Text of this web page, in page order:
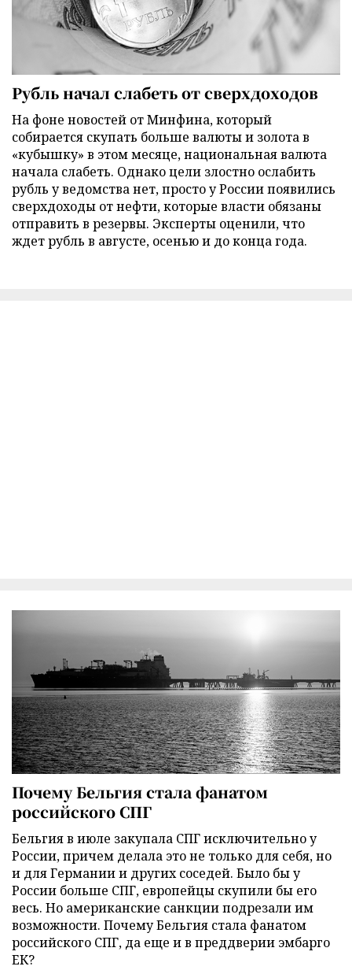
Рубль начал слабеть от сверхдоходов
На фоне новостей от Минфина, который
собирается скупать больше валюты и золота в
«кубышку» в этом месяце, национальная валюта
начала слабеть. Однако цели злостно ослабить
рубль у ведомства нет, просто у России появились
сверхдоходы от нефти, которые власти обязаны
отправить в резервы. Эксперты оценили, что
ждет рубль в августе, осенью и до конца года.
Почему Бельгия стала фанатом
российского СПГ
Бельгия в июле закупала СПГ исключительно у
России, причем делала это не только для себя, но
и для Германии и других соседей. Было бы у
России больше СПГ, европейцы скупили бы его
весь. Но американские санкции подрезали им
возможности. Почему Бельгия стала фанатом
российского СПГ, да еще и в преддверии эмбарго
ЕК?